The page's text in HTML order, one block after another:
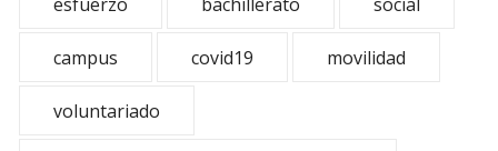
campus covid19 movilidad
voluntariado